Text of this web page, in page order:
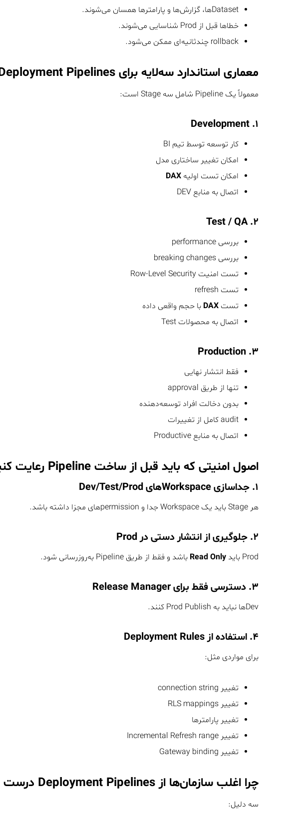
Datasetها، گزارش‌ها و پارامترها همسان می‌شوند.
خطاها قبل از Prod شناسایی می‌شوند.
rollback چندثانیه‌ای ممکن می‌شود.
معماری استاندارد سه‌لایه برای Deployment Pipelines
معمولاً یک Pipeline شامل سه Stage است:
۱. Development
کار توسعه توسط تیم BI
امکان تغییر ساختاری مدل
امکان تست اولیهDAX
اتصال به منابع DEV
۲. Test / QA
بررسی performance
بررسی breaking changes
تست امنیت Row-Level Security
تست refresh
تستDAX با حجم واقعی داده
اتصال به محصولات Test
۳. Production
فقط انتشار نهایی
تنها از طریق approval
بدون دخالت افراد توسعه‌دهنده
audit کامل از تغییرات
اتصال به منابع Productive
اصول امنیتی که باید قبل از ساخت Pipeline رعایت کنید
۱. جداسازی Workspaceهای Dev/Test/Prod
هر Stage باید یک Workspace جدا و permissionهای مجزا داشته باشد.
۲. جلوگیری از انتشار دستی در Prod
Prod باید Read Only باشد و فقط از طریق Pipeline به‌روزرسانی شود.
۳. دسترسی فقط برای Release Manager
Devها نباید به Prod Publish کنند.
۴. استفاده از Deployment Rules
برای مواردی مثل:
تغییر connection string
تغییر RLS mappings
تغییر پارامترها
تغییر Incremental Refresh range
تغییر Gateway binding
چرا اغلب سازمان‌ها از Deployment Pipelines درست استفاده نمی‌کنند؟
سه دلیل: